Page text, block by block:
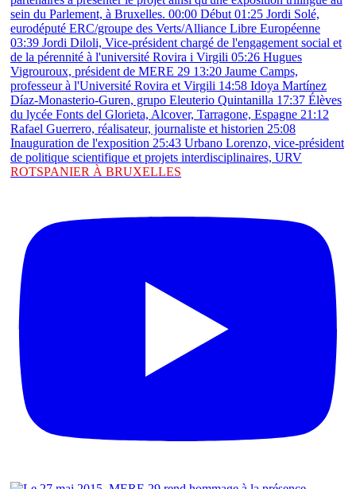
ROTSPANIER À BRUXELLES